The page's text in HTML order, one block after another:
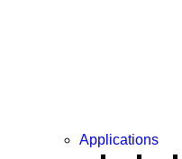
Applications